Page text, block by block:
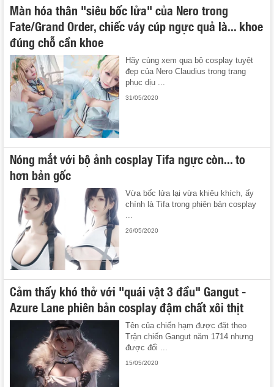
Màn hóa thân "siêu bốc lửa" của Nero trong
Fate/Grand Order, chiếc váy cúp ngực quả là... khoe
đúng chỗ cần khoe
Hãy cùng xem qua bộ cosplay tuyệt
đẹp của Nero Claudius trong trang
phục dịu ...
31/05/2020
Nóng mắt với bộ ảnh cosplay Tifa ngực còn... to
hơn bản gốc
Vừa bốc lửa lại vừa khiêu khích, ấy
chính là Tifa trong phiên bản cosplay
26/05/2020
Cảm thấy khó thở với "quái vật 3 đầu" Gangut -
Azure Lane phiên bản cosplay đậm chất xôi thịt
Tên của chiến hạm được đặt theo
Trận chiến Gangut năm 1714 nhưng
được đổi ...
15/05/2020